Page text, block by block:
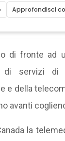
Approfondisci
di fronte ad
di servizi di
e della
avanti
la